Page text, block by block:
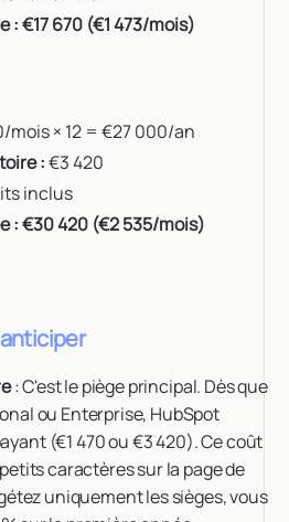
: €17 670 (€1 473/mois)
mois × 12 = €27 000/an
:€3 420
inclus
: €30 420 (€2 535/mois)
: C'est le piège principal. Dès que
ou Enterprise, HubSpot
(€1 470 ou €3 420). Ce coût
caractères sur la page de
uniquement les sièges, vous